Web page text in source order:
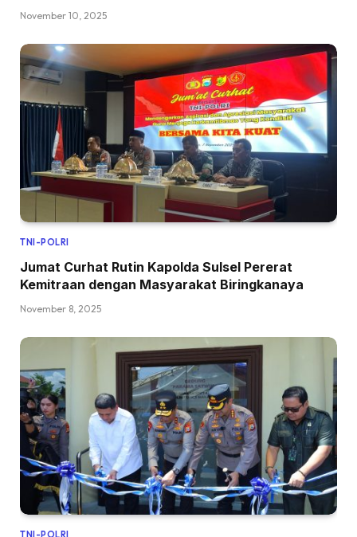
November 10, 2025
TNI-POLRI
Jumat Curhat Rutin Kapolda Sulsel Pererat
Kemitraan dengan Masyarakat Biringkanaya
November 8, 2025